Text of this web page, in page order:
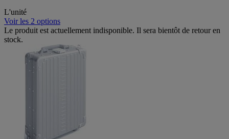
L'unité
Voir les 2 options
Le produit est actuellement indisponible. Il sera bientôt de retour en
stock.